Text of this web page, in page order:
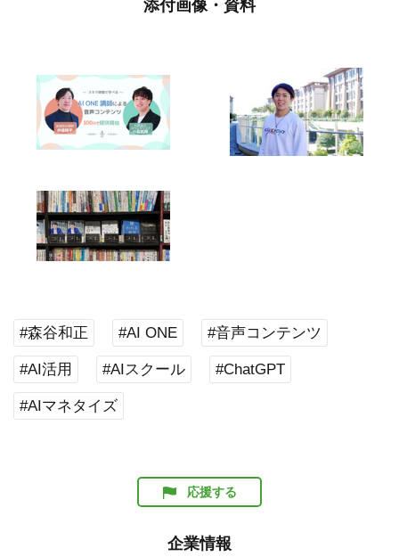
添付画像・資料
#森谷和正 #AI ONE #音声コンテンツ
#AI活用 #AIスクール #ChatGPT
#AIマネタイズ
応援する
企業情報